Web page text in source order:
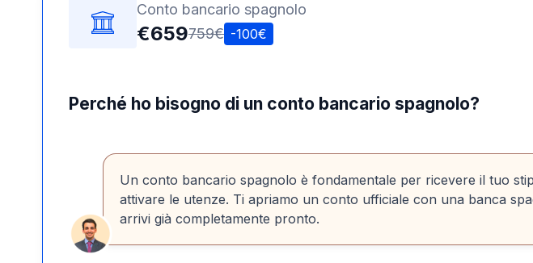
Conto bancario spagnolo
€659759€ -100€
Perché ho bisogno di un conto bancario spagnolo?
Un conto bancario spagnolo è fondamentale per ricevere il tuo
attivare le utenze. Ti apriamo un conto ufficiale con una banca
arrivi già completamente pronto.